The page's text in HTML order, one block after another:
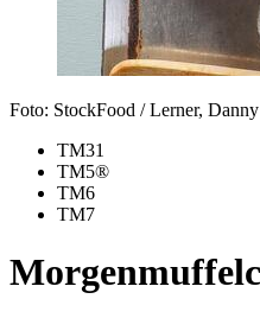
Foto: StockFood / Lerner, Danny
TM31
TM5®
TM6
TM7